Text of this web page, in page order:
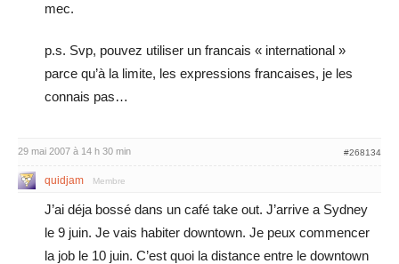
mec.
p.s. Svp, pouvez utiliser un francais « international »
parce qu’à la limite, les expressions francaises, je les
connais pas…
29 mai 2007 à 14 h 30 min #268134
quidjam Membre
J’ai déja bossé dans un café take out. J’arrive a Sydney
le 9 juin. Je vais habiter downtown. Je peux commencer
la job le 10 juin. C’est quoi la distance entre le downtown